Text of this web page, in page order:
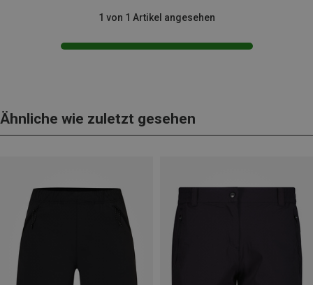
1 von 1 Artikel angesehen
Ähnliche wie zuletzt gesehen